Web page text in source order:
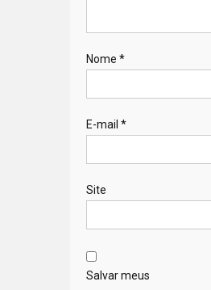
Nome *
E-mail *
Site
Salvar meus